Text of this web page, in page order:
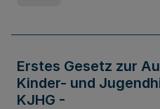
Erstes Gesetz zur
Kinder- und
KJHG -